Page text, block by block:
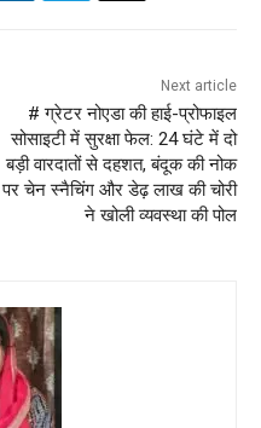
Next article
# ग्रेटर नोएडा की हाई-प्रोफाइल
सोसाइटी में सुरक्षा फेल: 24 घंटे में दो
बड़ी वारदातों से दहशत, बंदूक की नोक
पर चेन स्नैचिंग और डेढ़ लाख की चोरी
ने खोली व्यवस्था की पोल